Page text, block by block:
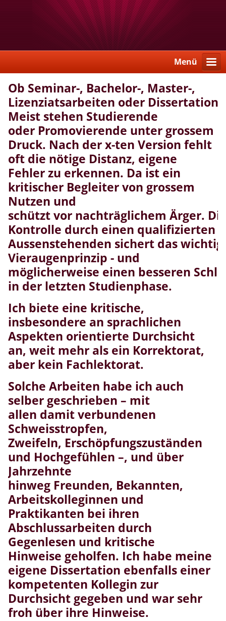
Menü
Ob Seminar-, Bachelor-, Master-,
Lizenziatsarbeiten oder Dissertation:
Meist stehen Studierende
oder Promovierende unter grossem
Druck. Nach der x-ten Version fehlt
oft die nötige Distanz, eigene
Fehler zu erkennen. Da ist ein
kritischer Begleiter von grossem
Nutzen und
schützt vor nachträglichem Ärger.
Kontrolle durch einen qualifizierten
Aussenstehenden sichert das
Vieraugenprinzip - und
möglicherweise einen besseren
in der letzten Studienphase.
Ich biete eine kritische,
insbesondere an sprachlichen
Aspekten orientierte Durchsicht
an, weit mehr als ein Korrektorat,
aber kein Fachlektorat.
Solche Arbeiten habe ich auch
selber geschrieben – mit
allen damit verbundenen
Schweisstropfen,
Zweifeln, Erschöpfungszuständen
und Hochgefühlen –, und über
Jahrzehnte
hinweg Freunden, Bekannten,
Arbeitskolleginnen und
Praktikanten bei ihren
Abschlussarbeiten durch
Gegenlesen und kritische
Hinweise geholfen. Ich habe meine
eigene Dissertation ebenfalls einer
kompetenten Kollegin zur
Durchsicht gegeben und war sehr
froh über ihre Hinweise.